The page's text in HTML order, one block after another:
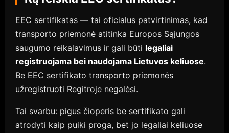
EEC sertifikatas — tai oficialus patvirtinimas, kad
transporto priemonė atitinka Europos Sąjungos
saugumo reikalavimus ir gali būti legaliai
registruojama bei naudojama Lietuvos keliuose.
Be EEC sertifikato transporto priemonės
užregistruoti Regitroje negalėsi.
Tai svarbu: pigus čioperis be sertifikato gali
atrodyti kaip puiki proga, bet jo legaliai keliuose